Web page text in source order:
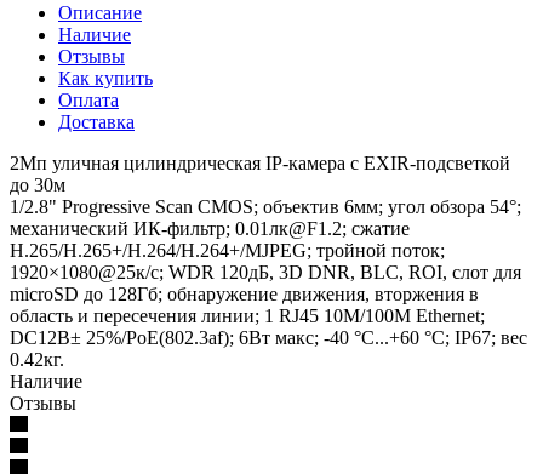
Описание
Наличие
Отзывы
Как купить
Оплата
Доставка
2Мп уличная цилиндрическая IP-камера с EXIR-подсветкой
до 30м
1/2.8" Progressive Scan CMOS; объектив 6мм; угол обзора 54°;
механический ИК-фильтр; 0.01лк@F1.2; сжатие
H.265/H.265+/H.264/H.264+/MJPEG; тройной поток;
1920×1080@25к/с; WDR 120дБ, 3D DNR, BLC, ROI, слот для
microSD до 128Гб; обнаружение движения, вторжения в
область и пересечения линии; 1 RJ45 10M/100M Ethernet;
DC12В± 25%/PoE(802.3af); 6Вт макс; -40 °C...+60 °C; IP67; вес
0.42кг.
Наличие
Отзывы